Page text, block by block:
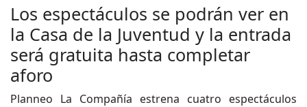
Los espectáculos se podrán ver en
la Casa de la Juventud y la entrada
será gratuita hasta completar
aforo
Planneo La Compañía estrena cuatro espectáculos